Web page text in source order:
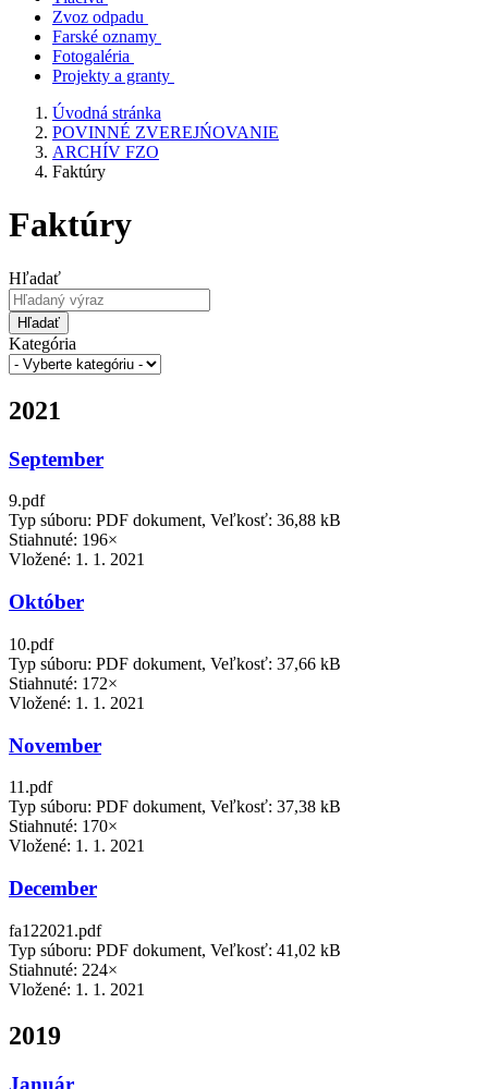
Zvoz odpadu
Farské oznamy
Fotogaléria
Projekty a granty
Úvodná stránka
POVINNÉ ZVEREJŃOVANIE
ARCHÍV FZO
Faktúry
Faktúry
Hľadať
Hľadať
Kategória
2021
September
9.pdf
Typ súboru: PDF dokument, Veľkosť: 36,88 kB
Stiahnuté: 196×
Vložené: 1. 1. 2021
Október
10.pdf
Typ súboru: PDF dokument, Veľkosť: 37,66 kB
Stiahnuté: 172×
Vložené: 1. 1. 2021
November
11.pdf
Typ súboru: PDF dokument, Veľkosť: 37,38 kB
Stiahnuté: 170×
Vložené: 1. 1. 2021
December
fa122021.pdf
Typ súboru: PDF dokument, Veľkosť: 41,02 kB
Stiahnuté: 224×
Vložené: 1. 1. 2021
2019
Január